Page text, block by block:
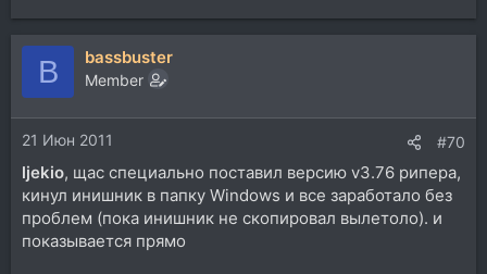
B bassbuster
Member
21 Июн 2011 #70
ljekio, щас специально поставил версию v3.76 рипера,
кинул инишник в папку Windows и все заработало без
проблем (пока инишник не скопировал вылетоло). и
показывается прямо